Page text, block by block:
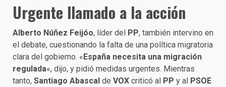
Urgente llamado a la acción
Alberto Núñez Feijóo, líder del PP, también intervino en
el debate, cuestionando la falta de una política migratoria
clara del gobierno. «España necesita una migración
regulada«, dijo, y pidió medidas urgentes. Mientras
tanto, Santiago Abascal de VOX criticó al PP y al PSOE